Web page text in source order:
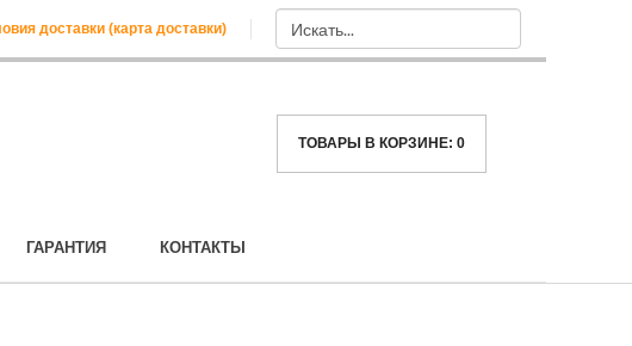
доставки (карта доставки)
ТОВАРЫ В КОРЗИНЕ: 0
ГАРАНТИЯ КОНТАКТЫ